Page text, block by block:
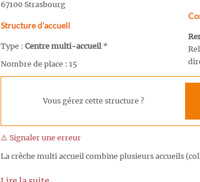
67100 Strasbourg
Structure d’accueil
Type : Centre multi-accueil *
Nombre de place : 15
Vous gérez cette structure ?
⚠️ Signaler une erreur
La crèche multi accueil combine plusieurs accueils